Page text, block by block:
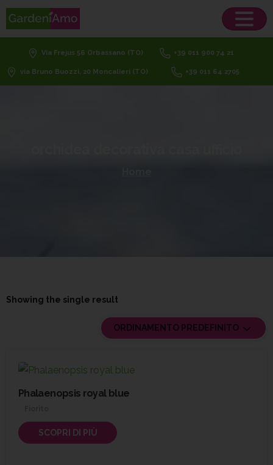
Via Frejus 56 Orbassano (TO) +39 011 900 74 21
via Bruno Buozzi, 20 Moncalieri (TO) +39 011 64 2705
Showing the single result
ORDINAMENTO PREDEFINITO
Phalaenopsis royal blue
SCOPRI DI PIÙ